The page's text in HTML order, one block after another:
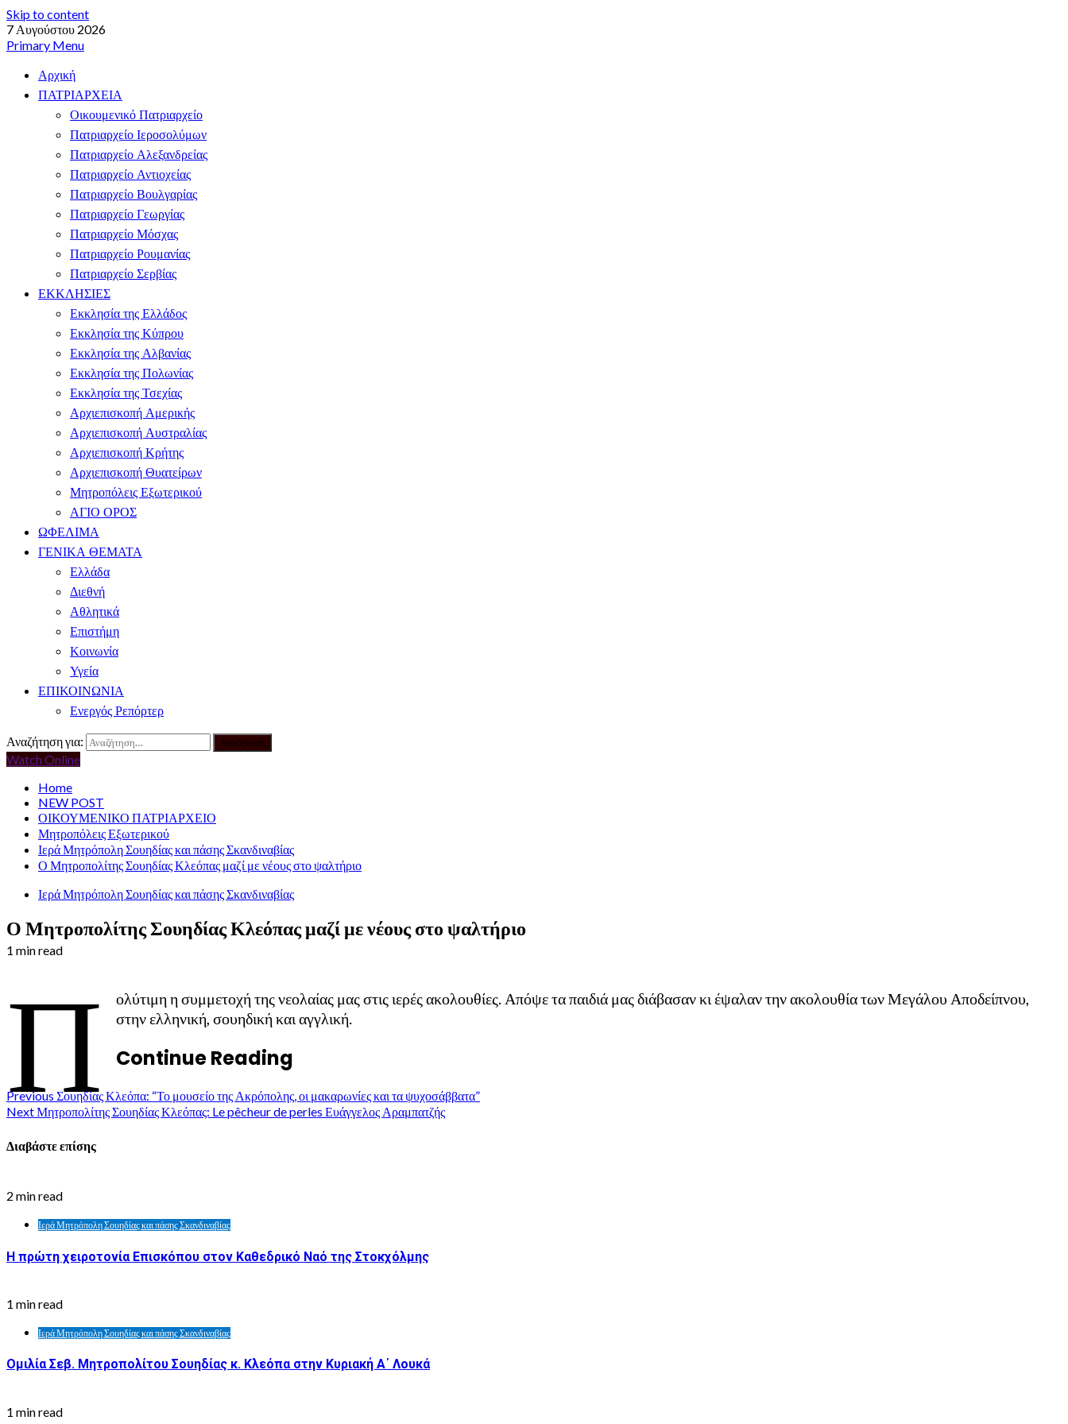
Skip to content
7 Αυγούστου 2026
Primary Menu
Αρχική
ΠΑΤΡΙΑΡΧΕΙΑ
Οικουμενικό Πατριαρχείο
Πατριαρχείο Ιεροσολύμων
Πατριαρχείο Αλεξανδρείας
Πατριαρχείο Αντιοχείας
Πατριαρχείο Βουλγαρίας
Πατριαρχείο Γεωργίας
Πατριαρχείο Μόσχας
Πατριαρχείο Ρουμανίας
Πατριαρχείο Σερβίας
ΕΚΚΛΗΣΙΕΣ
Εκκλησία της Ελλάδος
Εκκλησία της Κύπρου
Εκκλησία της Αλβανίας
Εκκλησία της Πολωνίας
Εκκλησία της Τσεχίας
Αρχιεπισκοπή Αμερικής
Αρχιεπισκοπή Αυστραλίας
Αρχιεπισκοπή Κρήτης
Αρχιεπισκοπή Θυατείρων
Μητροπόλεις Εξωτερικού
ΑΓΙΟ ΟΡΟΣ
ΩΦΕΛΙΜΑ
ΓΕΝΙΚΑ ΘΕΜΑΤΑ
Ελλάδα
Διεθνή
Αθλητικά
Επιστήμη
Κοινωνία
Υγεία
ΕΠΙΚΟΙΝΩΝΙΑ
Ενεργός Ρεπόρτερ
Αναζήτηση για:
Watch Online
Home
NEW POST
ΟΙΚΟΥΜΕΝΙΚΟ ΠΑΤΡΙΑΡΧΕΙΟ
Μητροπόλεις Εξωτερικού
Ιερά Μητρόπολη Σουηδίας και πάσης Σκανδιναβίας
Ο Μητροπολίτης Σουηδίας Κλεόπας μαζί με νέους στο ψαλτήριο
Ιερά Μητρόπολη Σουηδίας και πάσης Σκανδιναβίας
Ο Μητροπολίτης Σουηδίας Κλεόπας μαζί με νέους στο ψαλτήριο
1 min read
Π
ολύτιμη η συμμετοχή της νεολαίας μας στις ιερές ακολουθίες. Απόψε τα παιδιά μας διάβασαν κι έψαλαν την ακολουθία των Μεγάλου Αποδείπνου,
στην ελληνική, σουηδική και αγγλική.
Continue Reading
Previous Σουηδίας Κλεόπα: “Το μουσείο της Ακρόπολης, οι μακαρωνίες και τα ψυχοσάββατα”
NextΜητροπολίτης Σουηδίας Κλεόπας: Le pêcheur de perles Ευάγγελος Αραμπατζής
Διαβάστε επίσης
2 min read
Ιερά Μητρόπολη Σουηδίας και πάσης Σκανδιναβίας
Η πρώτη χειροτονία Επισκόπου στον Καθεδρικό Ναό της Στοκχόλμης
1 min read
Ιερά Μητρόπολη Σουηδίας και πάσης Σκανδιναβίας
Ομιλία Σεβ. Μητροπολίτου Σουηδίας κ. Κλεόπα στην Κυριακή Α΄ Λουκά
1 min read